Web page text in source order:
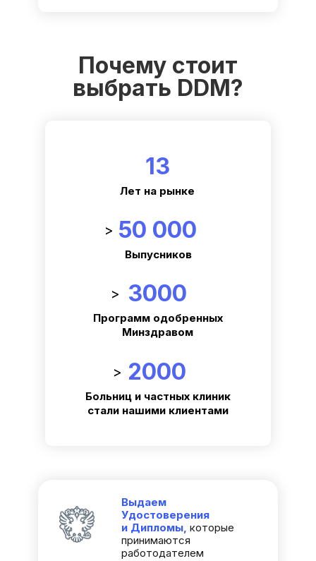
13
Лет на рынке
> 50 000
Выпусников
> 3000
Программ одобренных
Минздравом
> 2000
Больниц и частных клиник
стали нашими клиентами
Почему стоит
выбрать DDM?
Выдаем
Удостоверения
и Дипломы, которые
принимаются
работодателем